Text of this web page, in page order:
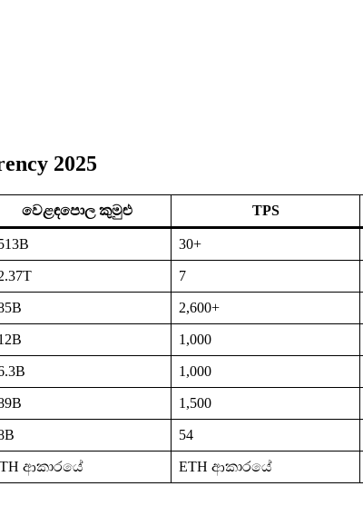
2025
වෙළඳපොල කුමුළු TPS
30+
7
2,600+
1,000
1,000
1,500
54
ආකාරයේ ETH ආකාරයේ